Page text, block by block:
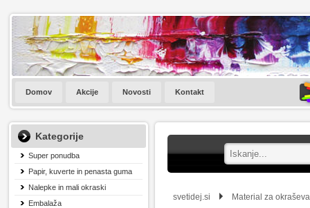
Domov Akcije Novosti Kontakt
Kategorije
Super ponudba
Papir, kuverte in penasta guma
Nalepke in mali okraski
Embalaža
svetidej.si Material za